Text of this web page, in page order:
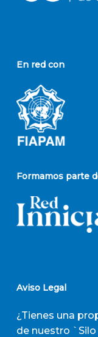
En red con
Formamos parte
Aviso Legal
¿Tienes una
de nuestro